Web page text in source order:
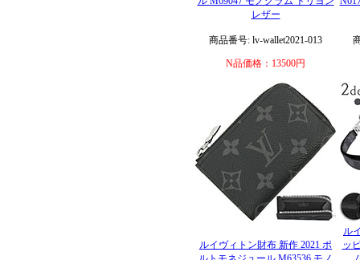
レザー
商品番号: lv-wallet2021-013
N品価格：13500円
ルイヴィトン財布 新作 2021 ポ
ル
ッ